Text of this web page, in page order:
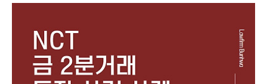
은 '미래에셋증권'라는 국내 유명 증권사를 사칭하여 허위의
MTS(Mobile Trading System) 어플을 이용한 투자를 권유하
면서 네이버 밴드방, 카카오톡 단체채팅방 등을 통해 '미래희
망나눔신탁 프로젝트'를 시작한다고 홍보하며 지수 투자, 레버